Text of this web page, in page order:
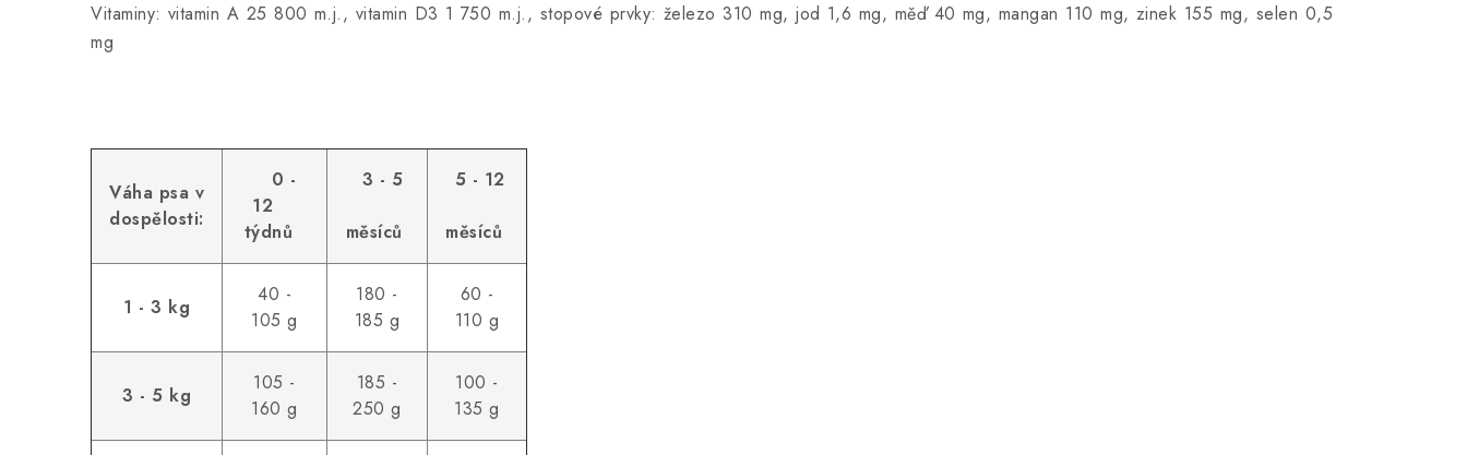
Vitaminy: vitamin A 25 800 m.j., vitamin D3 1 750 m.j., stopové prvky: železo 310 mg, jod 1,6 mg, měď 40 mg, mangan 110 mg, zinek 155 mg, selen 0,5
mg
Váha psa v
dospělosti:
0 -
12
týdnů
3 - 5
měsíců
5 - 12
měsíců
1 - 3 kg
40 -
105 g
180 -
185 g
60 -
110 g
3 - 5 kg
105 -
160 g
185 -
250 g
100 -
135 g